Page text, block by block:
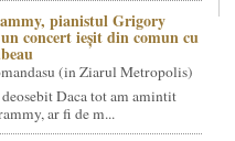
pianistul Grigory
concert ieșit din comun cu
(in Ziarul Metropolis)
Daca tot am amintit
ar fi de m...